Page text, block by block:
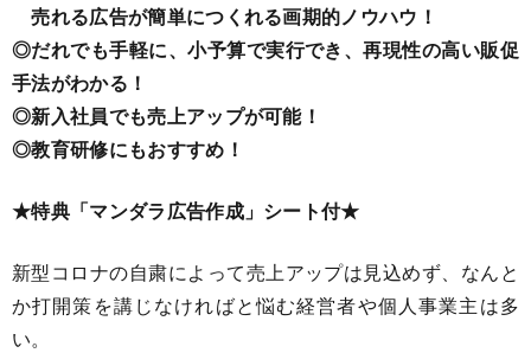
売れる広告が簡単につくれる画期的ノウハウ！
◎だれでも手軽に、小予算で実行でき、再現性の高い販促
手法がわかる！
◎新入社員でも売上アップが可能！
◎教育研修にもおすすめ！
★特典「マンダラ広告作成」シート付★
新型コロナの自粛によって売上アップは見込めず、なんと
か打開策を講じなければと悩む経営者や個人事業主は多
い。